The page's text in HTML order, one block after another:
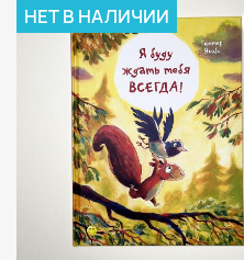
НЕТ В НАЛИЧИИ